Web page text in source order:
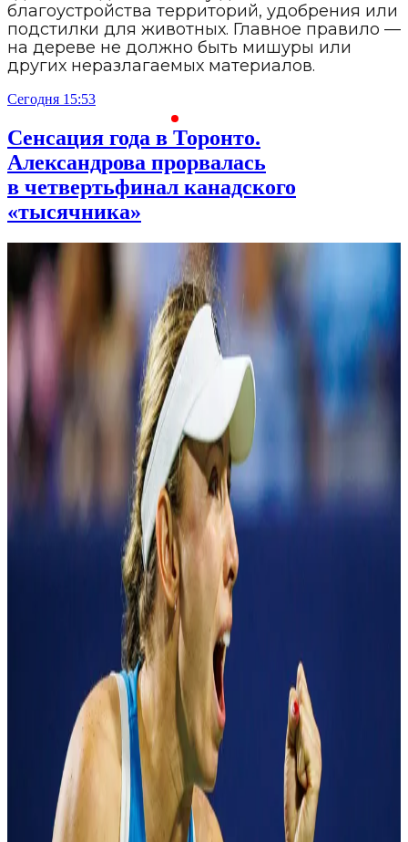
благоустройства территорий, удобрения или
подстилки для животных. Главное правило —
на дереве не должно быть мишуры или
других неразлагаемых материалов.
Сегодня 15:53
Сенсация года в Торонто.
Александрова прорвалась
в четвертьфинал канадского
«тысячника»